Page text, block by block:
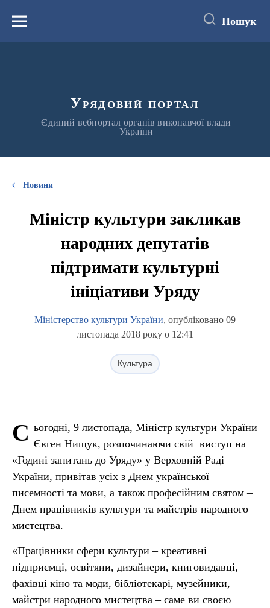
вмістуМеню Пошук
Урядовий портал
Єдиний вебпортал органів виконавчої влади
України
Новини
Міністр культури закликав
народних депутатів
підтримати культурні
ініціативи Уряду
Міністерство культури України, опубліковано 09
листопада 2018 року о 12:41
Культура
С ьогодні, 9 листопада, Міністр культури України
Євген Нищук, розпочинаючи свій виступ на
«Годині запитань до Уряду» у Верховній Раді
України, привітав усіх з Днем української
писемності та мови, а також професійним святом –
Днем працівників культури та майстрів народного
мистецтва.
«Працівники сфери культури – креативні
підприємці, освітяни, дизайнери, книговидавці,
фахівці кіно та моди, бібліотекарі, музейники,
майстри народного мистецтва – саме ви своєю